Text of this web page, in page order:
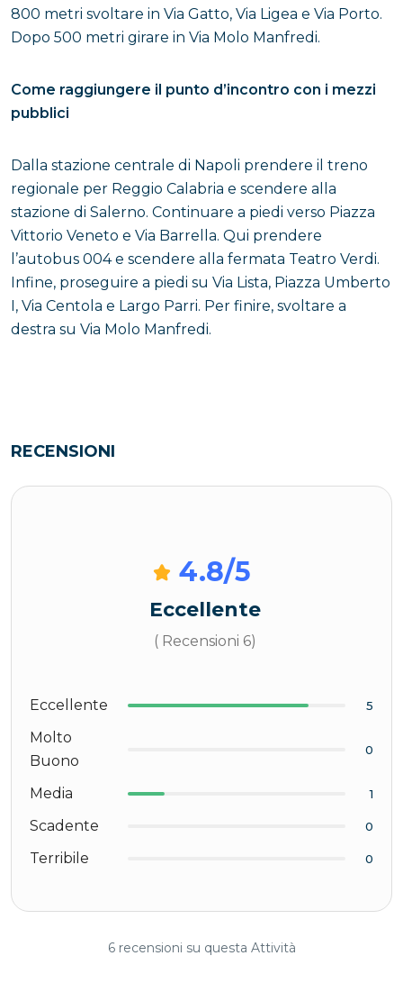
800 metri svoltare in Via Gatto, Via Ligea e Via Porto.
Dopo 500 metri girare in Via Molo Manfredi.
Come raggiungere il punto d’incontro con i mezzi
pubblici
Dalla stazione centrale di Napoli prendere il treno
regionale per Reggio Calabria e scendere alla
stazione di Salerno. Continuare a piedi verso Piazza
Vittorio Veneto e Via Barrella. Qui prendere
l’autobus 004 e scendere alla fermata Teatro Verdi.
Infine, proseguire a piedi su Via Lista, Piazza Umberto
I, Via Centola e Largo Parri. Per finire, svoltare a
destra su Via Molo Manfredi.
RECENSIONI
4.8/5
Eccellente
( Recensioni 6)
Eccellente 5
Molto
Buono
0
Media 1
Scadente 0
Terribile 0
6 recensioni su questa Attività